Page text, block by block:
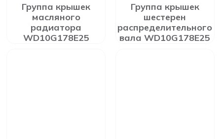
Группа крышек
масляного
радиатора
WD10G178E25
Группа крышек
шестерен
распределительного
вала WD10G178E25